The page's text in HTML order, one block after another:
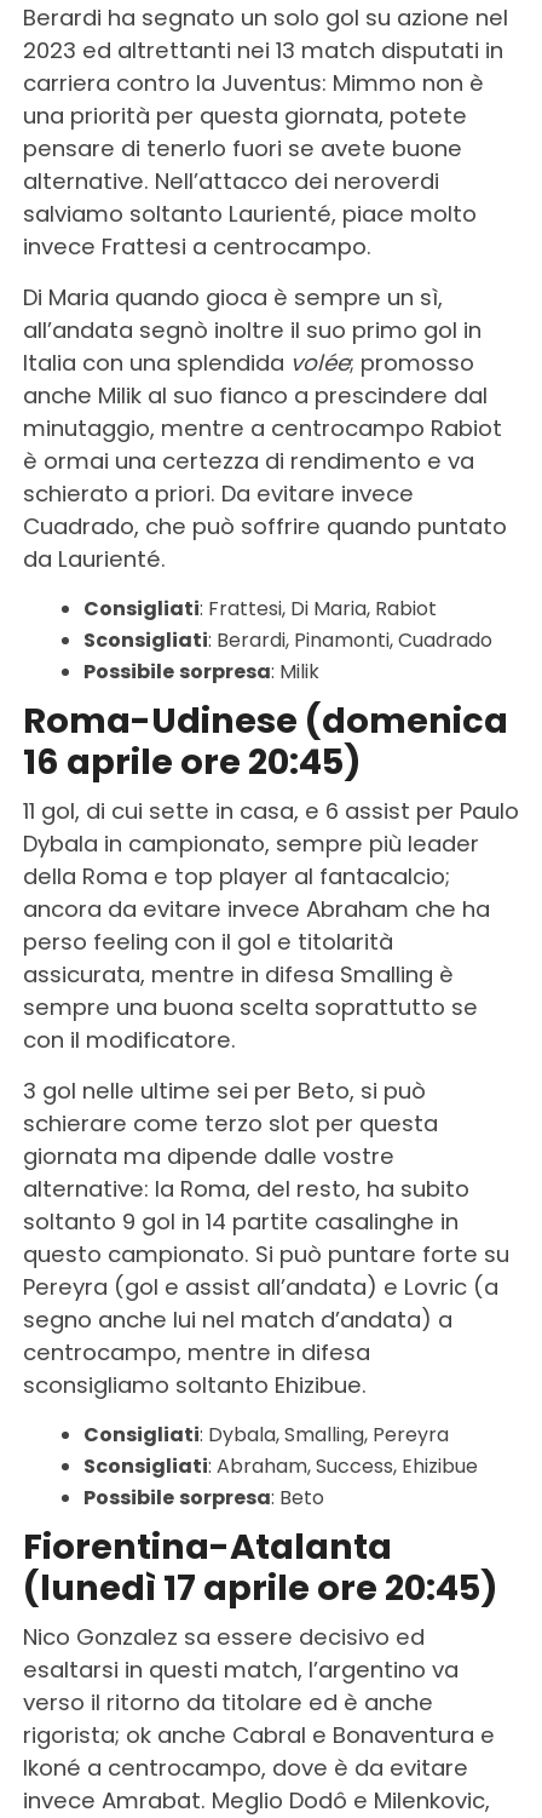
Berardi ha segnato un solo gol su azione nel
2023 ed altrettanti nei 13 match disputati in
carriera contro la Juventus: Mimmo non è
una priorità per questa giornata, potete
pensare di tenerlo fuori se avete buone
alternative. Nell’attacco dei neroverdi
salviamo soltanto Laurienté, piace molto
invece Frattesi a centrocampo.
Di Maria quando gioca è sempre un sì,
all’andata segnò inoltre il suo primo gol in
Italia con una splendida volée; promosso
anche Milik al suo fianco a prescindere dal
minutaggio, mentre a centrocampo Rabiot
è ormai una certezza di rendimento e va
schierato a priori. Da evitare invece
Cuadrado, che può soffrire quando puntato
da Laurienté.
Consigliati: Frattesi, Di Maria, Rabiot
Sconsigliati: Berardi, Pinamonti, Cuadrado
Possibile sorpresa: Milik
Roma-Udinese (domenica
16 aprile ore 20:45)
11 gol, di cui sette in casa, e 6 assist per Paulo
Dybala in campionato, sempre più leader
della Roma e top player al fantacalcio;
ancora da evitare invece Abraham che ha
perso feeling con il gol e titolarità
assicurata, mentre in difesa Smalling è
sempre una buona scelta soprattutto se
con il modificatore.
3 gol nelle ultime sei per Beto, si può
schierare come terzo slot per questa
giornata ma dipende dalle vostre
alternative: la Roma, del resto, ha subito
soltanto 9 gol in 14 partite casalinghe in
questo campionato. Si può puntare forte su
Pereyra (gol e assist all’andata) e Lovric (a
segno anche lui nel match d’andata) a
centrocampo, mentre in difesa
sconsigliamo soltanto Ehizibue.
Consigliati: Dybala, Smalling, Pereyra
Sconsigliati: Abraham, Success, Ehizibue
Possibile sorpresa: Beto
Fiorentina-Atalanta
(lunedì 17 aprile ore 20:45)
Nico Gonzalez sa essere decisivo ed
esaltarsi in questi match, l’argentino va
verso il ritorno da titolare ed è anche
rigorista; ok anche Cabral e Bonaventura e
Ikoné a centrocampo, dove è da evitare
invece Amrabat. Meglio Dodô e Milenkovic,